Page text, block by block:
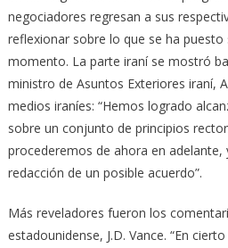
negociadores regresan a sus
reflexionar sobre lo que se ha
momento. La parte iraní se mostró
ministro de Asuntos Exteriores iraní,
medios iraníes: “Hemos logrado
sobre un conjunto de principios
procederemos de ahora en adelante,
redacción de un posible acuerdo”.
Más reveladores fueron los
estadounidense, J.D. Vance. “En